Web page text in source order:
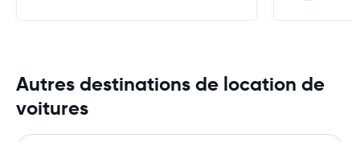
Autres destinations de location de
voitures